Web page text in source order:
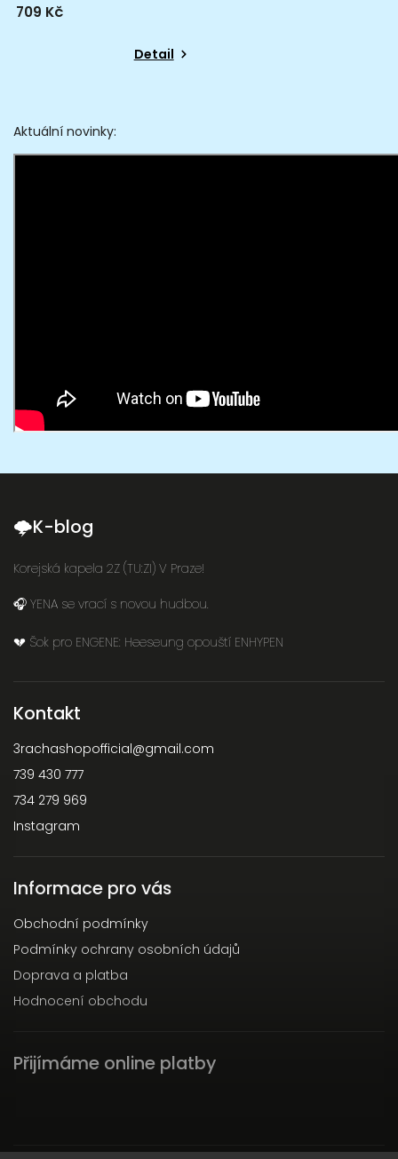
709 Kč
Detail
Aktuální novinky:
🌩K-blog
Korejská kapela 2Z (TU:ZI) V Praze!
🎧 YENA se vrací s novou hudbou.
💔 Šok pro ENGENE: Heeseung opouští ENHYPEN
Kontakt
3rachashopofficial@gmail.com
739 430 777
734 279 969
Instagram
Informace pro vás
Obchodní podmínky
Podmínky ochrany osobních údajů
Doprava a platba
Hodnocení obchodu
Přijímáme online platby